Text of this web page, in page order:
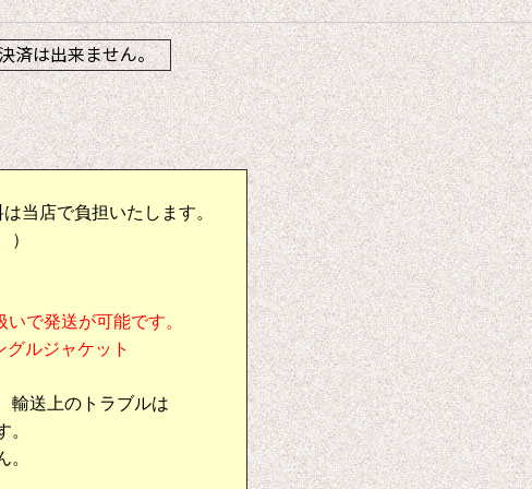
済は出来ません。
当店で負担いたします。
）
で発送が可能です。
ルジャケット
輸送上のトラブルは
。